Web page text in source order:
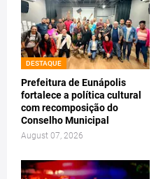
DESTAQUE
Prefeitura de Eunápolis
fortalece a política cultural
com recomposição do
Conselho Municipal
August 07, 2026